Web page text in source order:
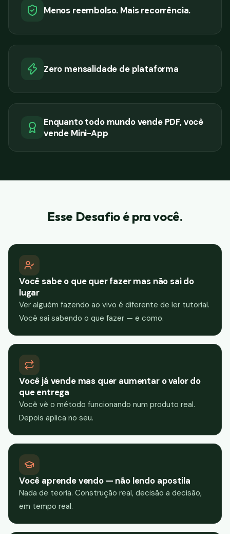
Menos reembolso. Mais recorrência.
Zero mensalidade de plataforma
Enquanto todo mundo vende PDF, você
vende Mini-App
Esse Desafio é pra você.
Você sabe o que quer fazer mas não sai do
lugar
Ver alguém fazendo ao vivo é diferente de ler tutorial.
Você sai sabendo o que fazer — e como.
Você já vende mas quer aumentar o valor do
que entrega
Você vê o método funcionando num produto real.
Depois aplica no seu.
Você aprende vendo — não lendo apostila
Nada de teoria. Construção real, decisão a decisão,
em tempo real.